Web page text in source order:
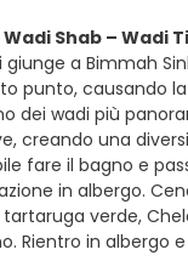
Shab – Wadi
a Bimmah
punto, causando
dei wadi più
creando una
fare il bagno e
in albergo.
verde,
Rientro in albergo